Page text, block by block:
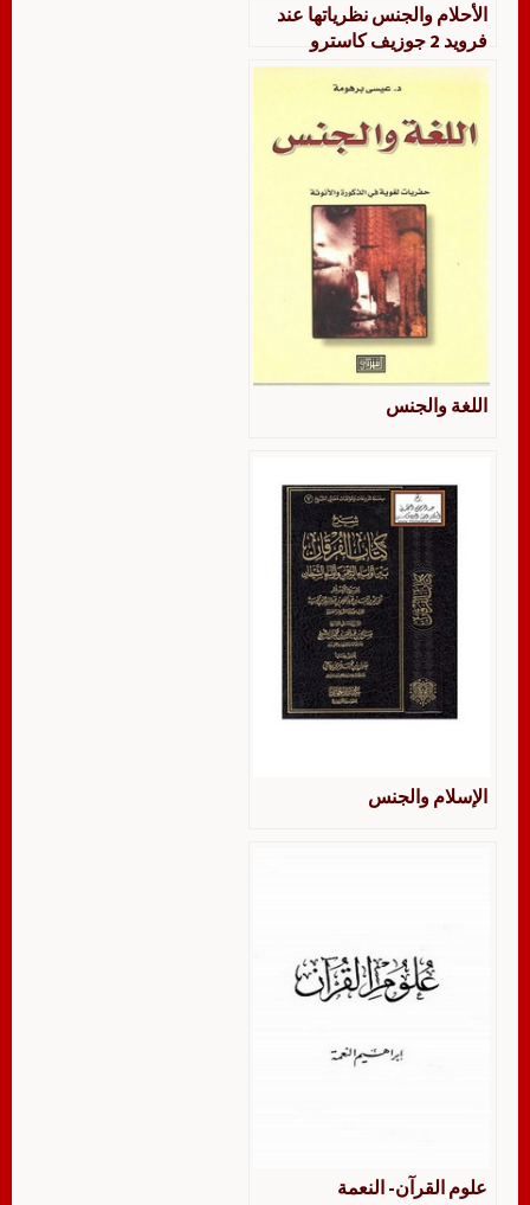
الأحلام والجنس نظرياتها عند
فرويد 2 جوزيف كاسترو
اللغة والجنس
الإسلام والجنس
علوم القرآن- النعمة